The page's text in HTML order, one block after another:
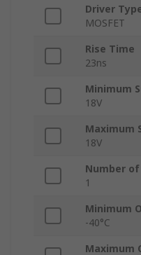
Driver
MOSFET
Rise Time
23ns
Minimum
18V
Maximum
18V
Number
1
Minimum
-40°C
Maximum